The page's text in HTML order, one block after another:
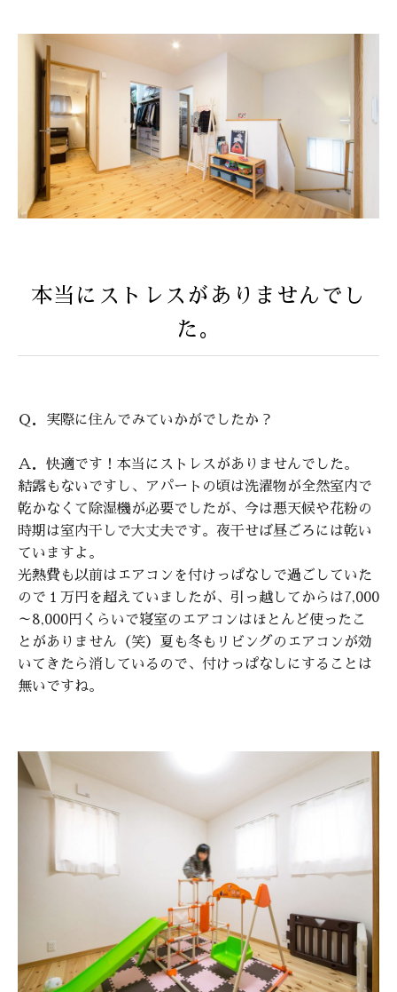
本当にストレスがありませんでし
た。
Ｑ．実際に住んでみていかがでしたか？
Ａ．快適です！本当にストレスがありませんでした。
結露もないですし、アパートの頃は洗濯物が全然室内で
乾かなくて除湿機が必要でしたが、今は悪天候や花粉の
時期は室内干しで大丈夫です。夜干せば昼ごろには乾い
ていますよ。
光熱費も以前はエアコンを付けっぱなしで過ごしていた
ので１万円を超えていましたが、引っ越してからは7,000
～8,000円くらいで寝室のエアコンはほとんど使ったこ
とがありません（笑）夏も冬もリビングのエアコンが効
いてきたら消しているので、付けっぱなしにすることは
無いですね。